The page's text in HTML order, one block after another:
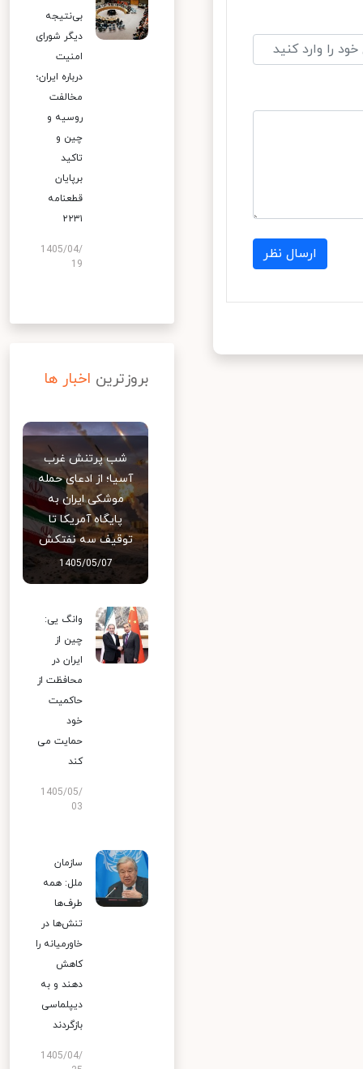
ارسال نظر
بی‌نتیجه
دیگر شورای
امنیت
درباره ایران؛
مخالفت
روسیه و
چین و
تاکید
برپایان
قطعنامه
۲۲۳۱
1405/04/
19
بروزترین اخبار ها
شب پرتنش غرب
آسیا؛ از ادعای حمله
موشکی ایران به
پایگاه آمریکا تا
توقیف سه نفتکش
1405/05/07
وانگ یی:
چین از
ایران در
محافظت از
حاکمیت
خود
حمایت می
کند
1405/05/
03
سازمان
ملل: همه
طرف‌ها
تنش‌ها در
خاورمیانه را
کاهش
دهند و به
دیپلماسی
بازگردند
1405/04/